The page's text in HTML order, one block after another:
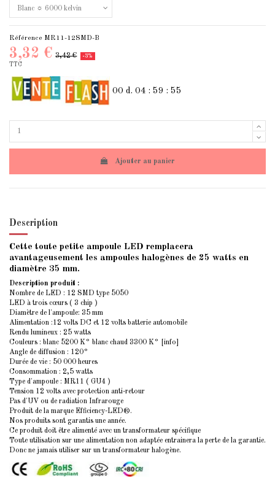
Référence MR11-12SMD-B
3,32 € 3,42 €
-3%
TTC
00 d. 04 : 59 : 55
Ajouter au panier
Description
Cette toute petite ampoule LED remplacera
avantageusement les ampoules halogènes de 25 watts en
diamètre 35 mm.
Description produit :
Nombre de LED : 12 SMD type 5050
LED à trois cœurs ( 3 chip )
Diamètre de l'ampoule: 35 mm
Alimentation :12 volts DC et 12 volts batterie automobile
Rendu lumineux : 25 watts
Couleurs : blanc 5200 K° blanc chaud 3300 K° [info]
Angle de diffusion : 120°
Durée de vie : 50 000 heures
Consommation : 2,5 watts
Type d'ampoule : MR11 ( GU4 )
Tension 12 volts avec protection anti-retour
Pas d'UV ou de radiation Infrarouge
Produit de la marque Efficiency-LED®.
Nos produits sont garantis une année.
Ce produit doit être alimenté avec un transformateur spécifique
Toute utilisation sur une alimentation non adaptée entrainera la perte de la garantie.
Donc ne jamais utiliser sur un transformateur halogène.